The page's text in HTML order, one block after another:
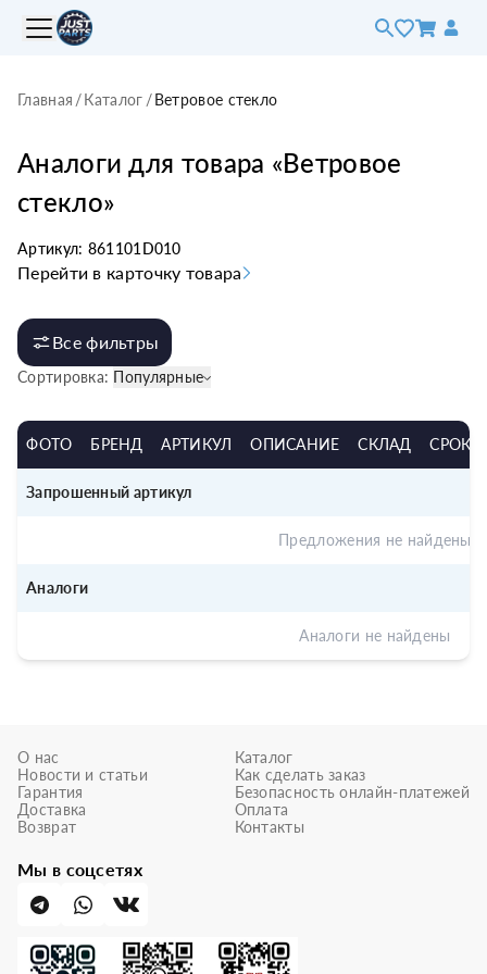
Главная /Каталог /Ветровое стекло
Аналоги для товара «Ветровое
стекло»
Артикул: 861101D010
Перейти в карточку товара
Все фильтры
Сортировка: Популярные
ФОТО БРЕНД АРТИКУЛ ОПИСАНИЕ СКЛАД СРОК
Запрошенный артикул
Предложения не найдены
Аналоги
Аналоги не найдены
О нас
Новости и статьи
Гарантия
Доставка
Возврат
Каталог
Как сделать заказ
Безопасность онлайн-платежей
Оплата
Контакты
Мы в соцсетях